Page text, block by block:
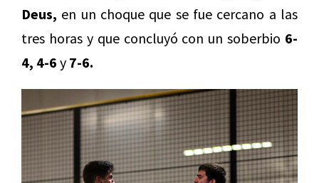
Deus, en un choque que se fue cercano a las
tres horas y que concluyó con un soberbio 6-
4, 4-6 y 7-6.